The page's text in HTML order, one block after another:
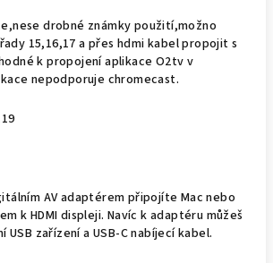
drobné známky použití,možno
15,16,17 a přes hdmi kabel propojit s
k propojení aplikace O2tv v
nepodporuje chromecast.
AV adaptérem připojíte Mac nebo
k HDMI displeji. Navíc k adaptéru můžeš
zařízení a USB‑C nabíjecí kabel.